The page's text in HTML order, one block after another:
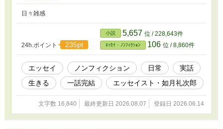
日々雑感
24h.ポイント 235pt
小説 5,657 位 / 228,643件
ｴｯｾｲ・ﾉﾝﾌｨｸｼｮﾝ 106 位 / 8,860件
エッセイ ノンフィクション 日常
実話
生きる
一話完結 エッセイスト・如月礼次郎
文字数 16,840 最終更新日 2026.08.07 登録日 2026.06.14